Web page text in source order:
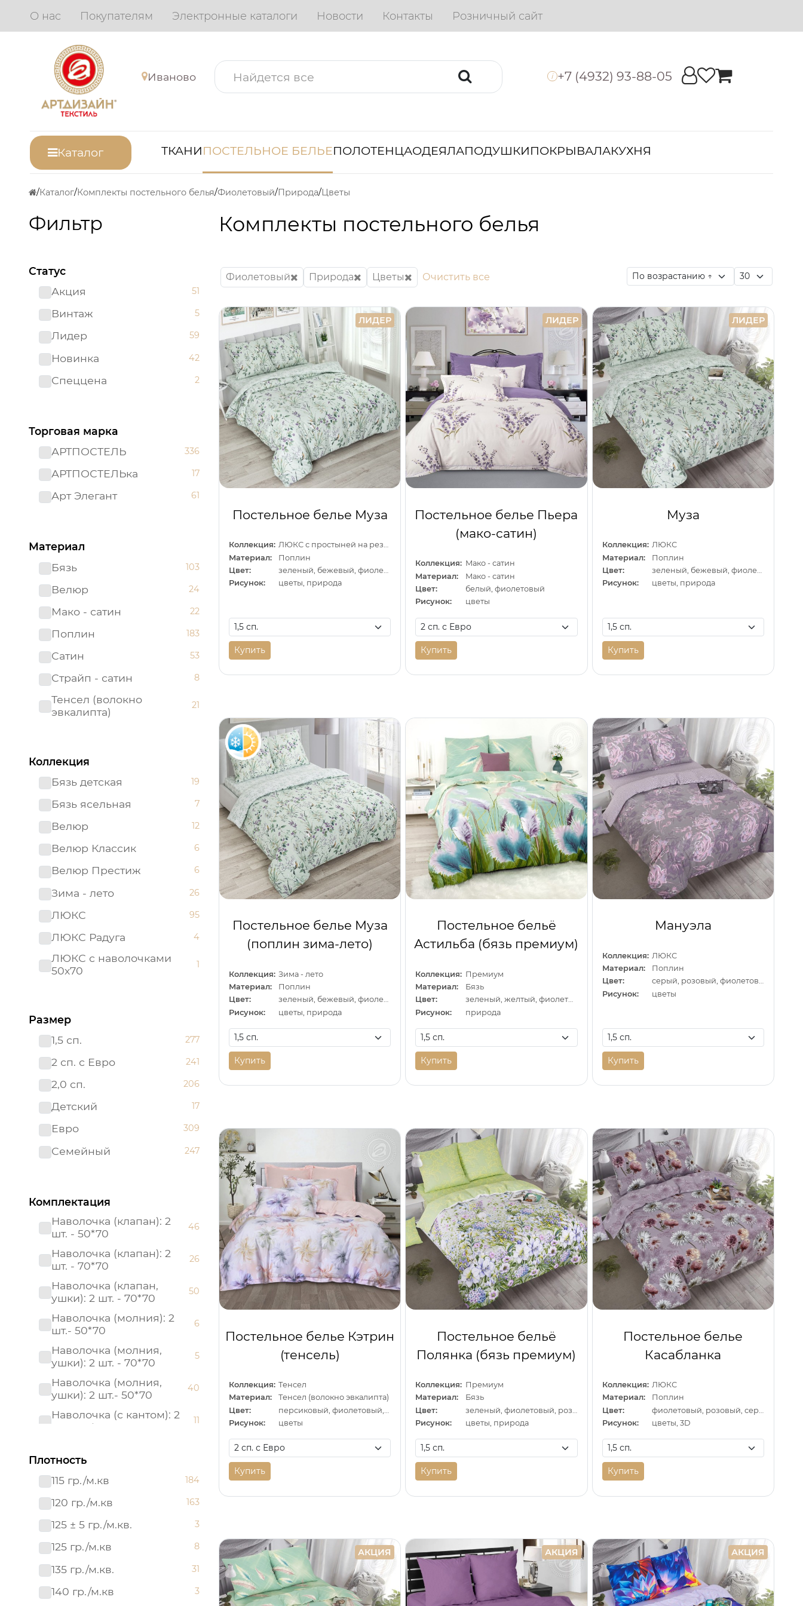
О нас Покупателям Электронные каталоги Новости Контакты Розничный сайт
Иваново i +7 (4932) 93-88-05
Каталог ТКАНИПОСТЕЛЬНОЕ БЕЛЬЕПОЛОТЕНЦАОДЕЯЛАПОДУШКИПОКРЫВАЛАКУХНЯ
Каталог Комплекты постельного белья Фиолетовый Природа Цветы
Фильтр
Статус
Акция
51
Винтаж 5
Лидер 59
Новинка 42
Спеццена 2
Торговая марка
АРТПОСТЕЛЬ
336
АРТПОСТЕЛЬка 17
Арт Элегант 61
Материал
Бязь
103
Велюр 24
Мако - сатин 22
Поплин 183
Сатин 53
Страйп - сатин 8
Тенсел (волокно
эвкалипта)
21
Коллекция
Бязь детская
19
Бязь ясельная 7
Велюр 12
Велюр Классик 6
Велюр Престиж 6
Зима - лето 26
ЛЮКС 95
ЛЮКС Радуга 4
ЛЮКС с наволочками
50х70
1
Мако - сатин
Поплин детский 26
Поплин ясельный 10
Премиум 83
Престиж 25
Россия 21
Россия (Подарочная
Размер
1,5 сп.
277
2 сп. с Евро 241
2,0 сп. 206
Детский 17
Евро 309
Семейный 247
Комплектация
Наволочка (клапан): 2
шт. - 50*70
46
Наволочка (клапан): 2
шт. - 70*70
26
Наволочка (клапан,
ушки): 2 шт. - 70*70
50
Наволочка (молния): 2
шт.- 50*70
6
Наволочка (молния,
ушки): 2 шт. - 70*70
5
Наволочка (молния,
ушки): 2 шт.- 50*70
40
Наволочка (с кантом): 2
шт. - 50*70
11
шт. - 70*70
Наволочка: 1 шт. - 40*60 17
Наволочка: 2 шт.- 50*70 6
Наволочка: 2 шт.- 70*70 6
Пододеяльник (молния):
40
Пододеяльник (молния):
1 шт. - 215*175
Плотность
115 гр./м.кв
184
120 гр./м.кв 163
125 ± 5 гр./м.кв. 3
125 гр./м.кв 8
135 гр./м.кв. 31
140 гр./м.кв 3
Комплекты постельного белья
Фиолетовый Природа Цветы Очистить все
ЛИДЕР
Постельное белье Муза
Коллекция:
ЛЮКС с простыней на резинке
Материал:
Поплин
Цвет:
Рисунок:
цветы, природа
Купить
ЛИДЕР
Постельное белье Пьера
(мако-сатин)
Коллекция: Мако - сатин
Материал:
Мако - сатин
Цвет:
белый, фиолетовый
Рисунок:
цветы
Купить
ЛИДЕР
Муза
Коллекция: ЛЮКС
Материал:
Поплин
Цвет:
Рисунок:
цветы, природа
Купить
Постельное белье Муза
(поплин зима-лето)
Коллекция: Зима - лето
Материал:
Поплин
Цвет:
зеленый, бежевый, фиолетовый
Рисунок:
цветы, природа
Купить
Постельное бельё
Астильба (бязь премиум)
Коллекция: Премиум
Материал:
Бязь
Цвет:
зеленый, желтый, фиолетовый
Рисунок:
природа
Купить
Мануэла
Коллекция: ЛЮКС
Материал:
Поплин
Цвет:
серый, розовый, фиолетовый
Рисунок:
цветы
Купить
Постельное белье Кэтрин
(тенсель)
Коллекция: Тенсел
Материал:
Тенсел (волокно эвкалипта)
Цвет:
Рисунок:
цветы
Купить
Постельное бельё
Полянка (бязь премиум)
Коллекция: Премиум
Материал:
Бязь
Цвет:
Рисунок:
цветы, природа
Купить
Постельное белье
Касабланка
Коллекция: ЛЮКС
Материал:
Поплин
Цвет:
Рисунок:
цветы, 3D
Купить
АКЦИЯ АКЦИЯ АКЦИЯ